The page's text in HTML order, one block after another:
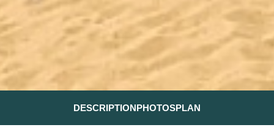
DESCRIPTIONPHOTOSPLAN